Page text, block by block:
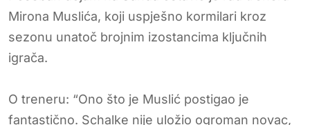
Mirona Muslića, koji uspješno kormilari kroz
sezonu unatoč brojnim izostancima ključnih
igrača.
O treneru: “Ono što je Muslić postigao je
fantastično. Schalke nije uložio ogroman novac,